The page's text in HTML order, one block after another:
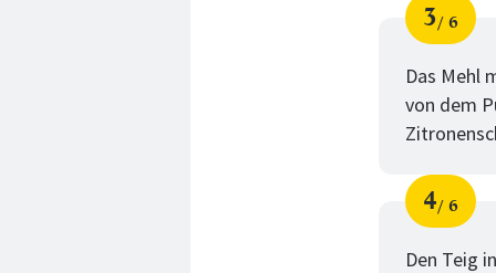
Schritt
3
von
6
Das Mehl
von dem
Schritt
4
von
6
Den Teig